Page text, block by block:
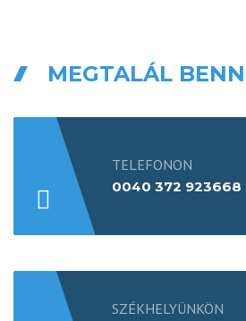
MEGTALÁL
TELEFONON
0040 372 923668
SZÉKHELYÜNKÖN